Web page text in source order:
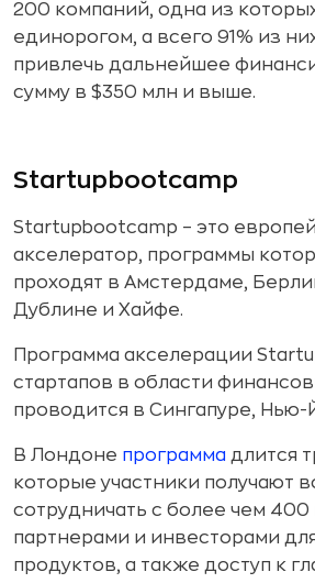
200 компаний, одна из
единорогом, а всего 91% из
привлечь дальнейшее
сумму в $350 млн и выше.
Startupbootcamp
Startupbootcamp – это
акселератор, программы
проходят в Амстердаме,
Дублине и Хайфе.
Программа акселерации
стартапов в области
проводится в Сингапуре,
В Лондоне программа длится
которые участники получают
сотрудничать с более чем
партнерами и инвесторами
продуктов, а также доступ к